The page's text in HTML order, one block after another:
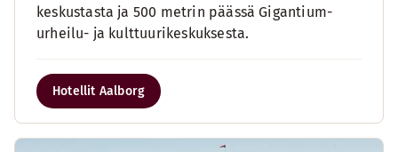
keskustasta ja 500 metrin päässä Gigantium-
urheilu- ja kulttuurikeskuksesta.
Hotellit Aalborg